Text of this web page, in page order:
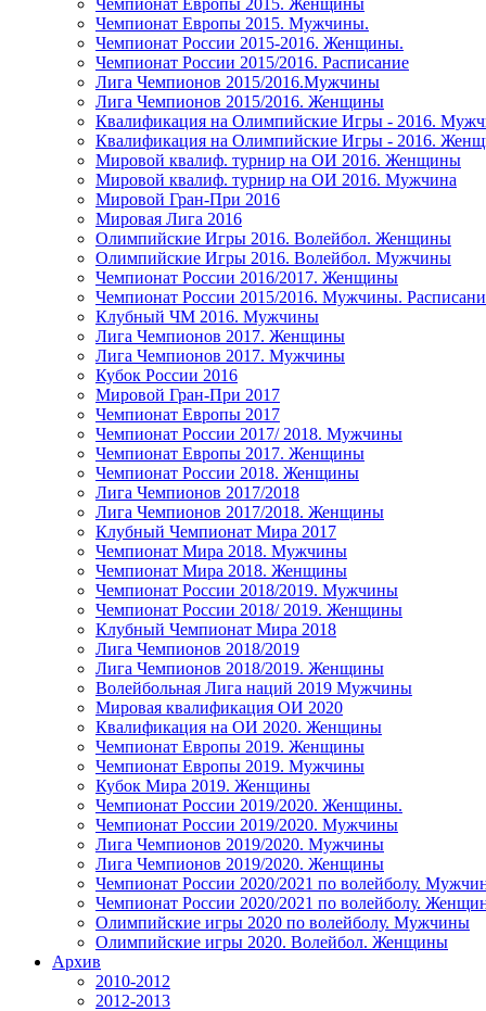
Чемпионат Европы 2015. Женщины
Чемпионат Европы 2015. Мужчины.
Чемпионат России 2015-2016. Женщины.
Чемпионат России 2015/2016. Расписание
Лига Чемпионов 2015/2016.Мужчины
Лига Чемпионов 2015/2016. Женщины
Квалификация на Олимпийские Игры - 2016.
Квалификация на Олимпийские Игры - 2016.
Мировой квалиф. турнир на ОИ 2016. Женщины
Мировой квалиф. турнир на ОИ 2016. Мужчина
Мировой Гран-При 2016
Мировая Лига 2016
Олимпийские Игры 2016. Волейбол. Женщины
Олимпийские Игры 2016. Волейбол. Мужчины
Чемпионат России 2016/2017. Женщины
Чемпионат России 2015/2016. Мужчины.
Клубный ЧМ 2016. Мужчины
Лига Чемпионов 2017. Женщины
Лига Чемпионов 2017. Мужчины
Кубок России 2016
Мировой Гран-При 2017
Чемпионат Европы 2017
Чемпионат России 2017/ 2018. Мужчины
Чемпионат Европы 2017. Женщины
Чемпионат России 2018. Женщины
Лига Чемпионов 2017/2018
Лига Чемпионов 2017/2018. Женщины
Клубный Чемпионат Мира 2017
Чемпионат Мира 2018. Мужчины
Чемпионат Мира 2018. Женщины
Чемпионат России 2018/2019. Мужчины
Чемпионат России 2018/ 2019. Женщины
Клубный Чемпионат Мира 2018
Лига Чемпионов 2018/2019
Лига Чемпионов 2018/2019. Женщины
Волейбольная Лига наций 2019 Мужчины
Мировая квалификация ОИ 2020
Квалификация на ОИ 2020. Женщины
Чемпионат Европы 2019. Женщины
Чемпионат Европы 2019. Мужчины
Кубок Мира 2019. Женщины
Чемпионат России 2019/2020. Женщины.
Чемпионат России 2019/2020. Мужчины
Лига Чемпионов 2019/2020. Мужчины
Лига Чемпионов 2019/2020. Женщины
Чемпионат России 2020/2021 по волейболу.
Чемпионат России 2020/2021 по волейболу.
Олимпийские игры 2020 по волейболу. Мужчины
Олимпийские игры 2020. Волейбол. Женщины
Архив
2010-2012
2012-2013